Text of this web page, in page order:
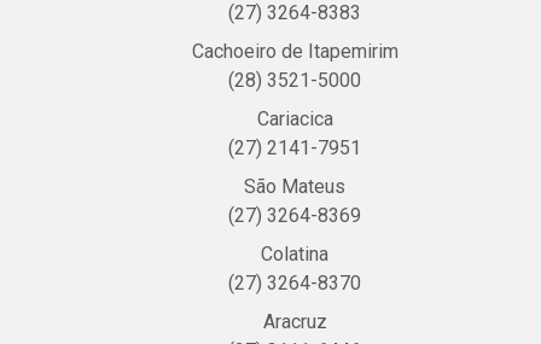
(27) 3264-8383
Cachoeiro de Itapemirim
(28) 3521-5000
Cariacica
(27) 2141-7951
São Mateus
(27) 3264-8369
Colatina
(27) 3264-8370
Aracruz